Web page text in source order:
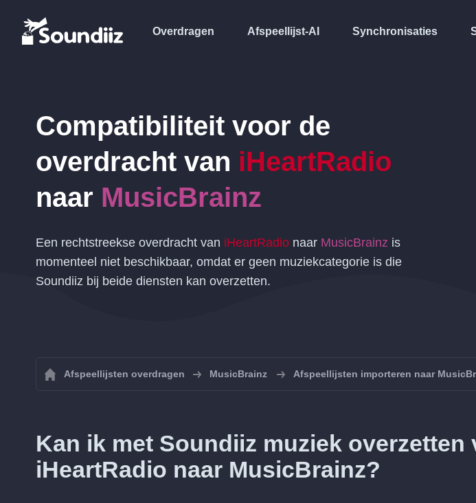
Overdragen Afspeellijst-AI Synchronisaties
Compatibiliteit voor de
overdracht van iHeartRadio
naar MusicBrainz
Een rechtstreekse overdracht van iHeartRadio naar MusicBrainz is
momenteel niet beschikbaar, omdat er geen muziekcategorie is die
Soundiiz bij beide diensten kan overzetten.
Afspeellijsten overdragen MusicBrainz Afspeellijsten importeren naar
Kan ik met Soundiiz muziek overzetten
iHeartRadio naar MusicBrainz?